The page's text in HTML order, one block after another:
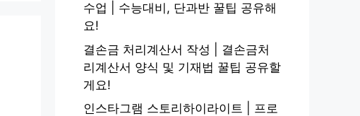
수업 | 수능대비, 단과반 꿀팁 공유해
요!
결손금 처리계산서 작성 | 결손금처
리계산서 양식 및 기재법 꿀팁 공유할
게요!
인스타그램 스토리하이라이트 | 프로